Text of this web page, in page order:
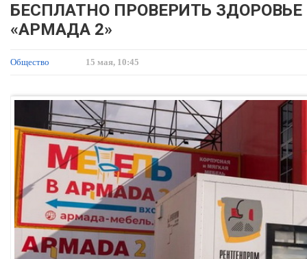
БЕСПЛАТНО ПРОВЕРИТЬ
«АРМАДА 2»
Общество 15 мая, 10:45